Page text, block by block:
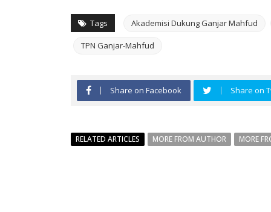
Tags Akademisi Dukung Ganjar Mahfud
TPN Ganjar-Mahfud
Share on Facebook Share on
RELATED ARTICLES MORE FROM AUTHOR MORE